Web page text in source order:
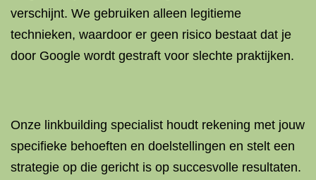
verschijnt. We gebruiken alleen legitieme
technieken, waardoor er geen risico bestaat dat je
door Google wordt gestraft voor slechte praktijken.
Onze linkbuilding specialist houdt rekening met jouw
specifieke behoeften en doelstellingen en stelt een
strategie op die gericht is op succesvolle resultaten.